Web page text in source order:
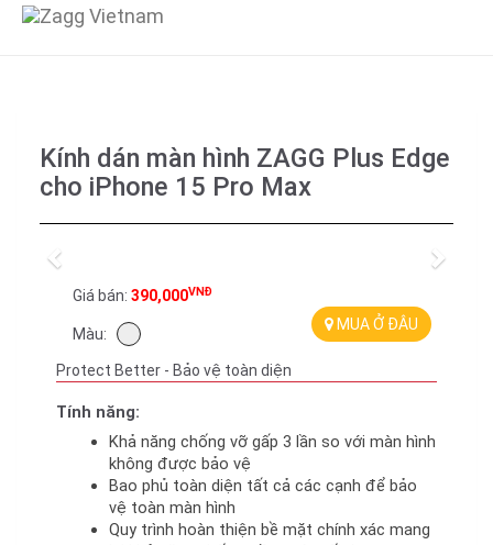
Kính dán màn hình ZAGG Plus Edge
cho iPhone 15 Pro Max
Previous Next
Giá bán: 390,000VNĐ
Màu:
MUA Ở ĐÂU
Protect Better - Bảo vệ toàn diện
Tính năng:
Khả năng chống vỡ gấp 3 lần so với màn hình
không được bảo vệ
Bao phủ toàn diện tất cả các cạnh để bảo
vệ toàn màn hình
Quy trình hoàn thiện bề mặt chính xác mang